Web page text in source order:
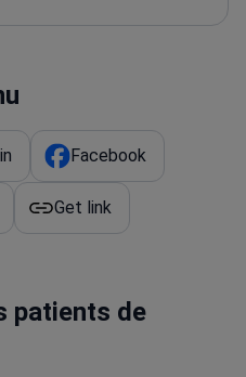
intestinale et de
Facebook
Get link
patients de